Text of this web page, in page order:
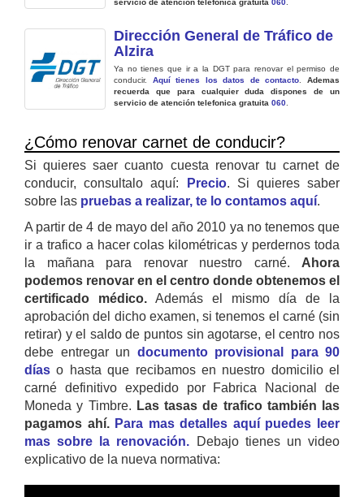
servicio de atención telefonica gratuita 060
Dirección General de Tráfico de
Alzira
Ya no tienes que ir a la DGT para renovar el permiso de
conducir. Aquí tienes los datos de contacto .Ademas
recuerda que para cualquier duda dispones de un
servicio de atención telefonica gratuita 060
¿Cómo renovar carnet de conducir?
Si quieres saer cuanto cuesta renovar tu carnet de
conducir, consultalo aquí:
Precio. Si quieres saber
sobre las pruebas a realizar, te lo contamos aquí.
A partir de 4 de mayo del año 2010 ya no tenemos que
ir a trafico a hacer colas kilométricas y perdernos toda
la mañana para renovar nuestro carné. Ahora
podemos renovar en el centro donde obtenemos el
certificado médico. Además el mismo día de la
aprobación del dicho examen, si tenemos el carné (sin
retirar) y el saldo de puntos sin agotarse, el centro nos
debe entregar un documento provisional para 90
días o hasta que recibamos en nuestro domicilio el
carné definitivo expedido por Fabrica Nacional de
Moneda y Timbre. Las tasas de trafico también las
pagamos ahí. Para mas detalles aquí puedes leer
mas sobre la renovación. Debajo tienes un video
explicativo de la nueva normativa: